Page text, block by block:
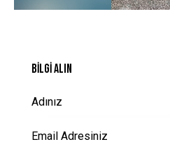
BILGI ALIN